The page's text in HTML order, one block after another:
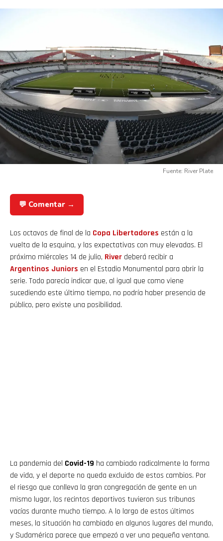
Fuente: River Plate
💬 Comentar →
Los octavos de final de la Copa Libertadores están a la
vuelta de la esquina, y las expectativas con muy elevadas. El
próximo miércoles 14 de julio, River deberá recibir a
Argentinos Juniors en el Estadio Monumental para abrir la
serie. Todo parecía indicar que, al igual que como viene
sucediendo este último tiempo, no podría haber presencia de
público, pero existe una posibilidad.
La pandemia del Covid-19 ha cambiado radicalmente la forma
de vida, y el deporte no queda excluido de estos cambios. Por
el riesgo que conlleva la gran congregación de gente en un
mismo lugar, los recintos deportivos tuvieron sus tribunas
vacías durante mucho tiempo. A lo largo de estos últimos
meses, la situación ha cambiado en algunos lugares del mundo,
y Sudamérica parece que empezó a ver una pequeña ventana.